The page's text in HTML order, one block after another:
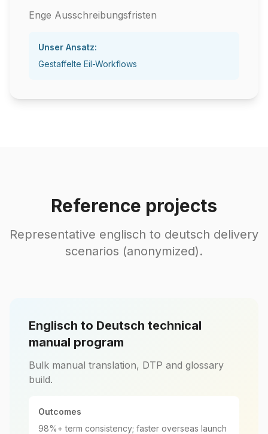
Enge Ausschreibungsfristen
Unser Ansatz:
Gestaffelte Eil-Workflows
Reference projects
Representative englisch to deutsch delivery
scenarios (anonymized).
Englisch to Deutsch technical
manual program
Bulk manual translation, DTP and glossary
build.
Outcomes
98%+ term consistency; faster overseas launch